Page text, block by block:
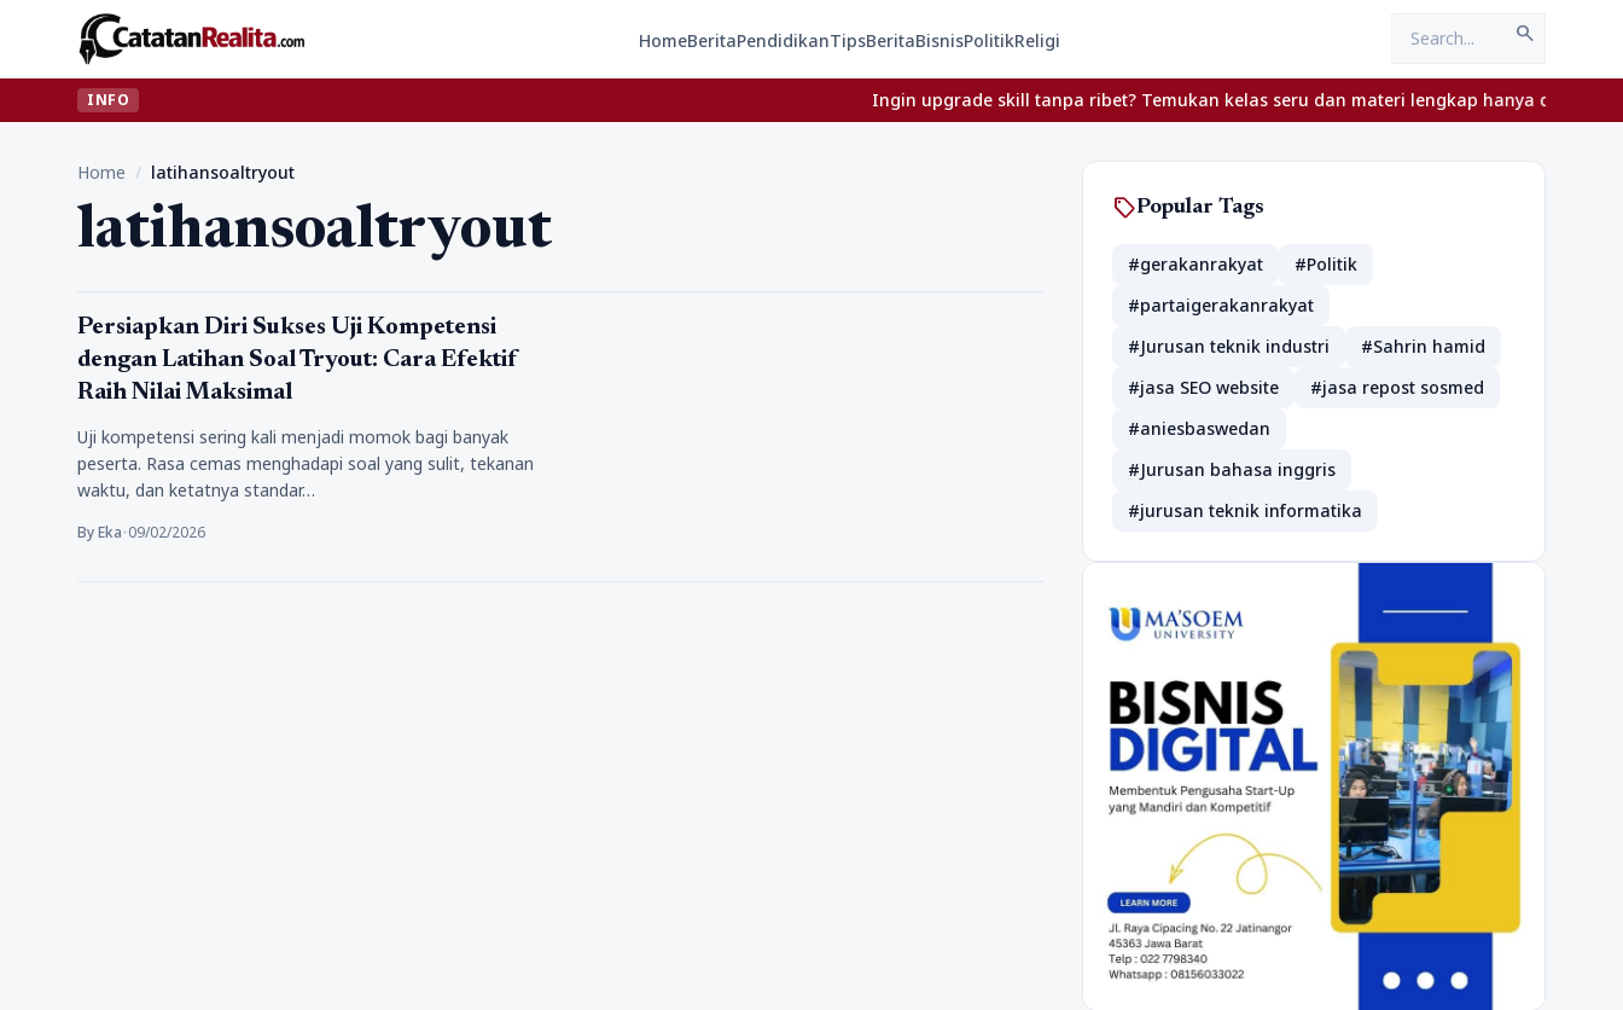
HomeBeritaPendidikanTipsBeritaBisnisPolitikReligi search
INFO Ingin upgrade skill tanpa ribet? Temukan kelas seru dan materi lengkap hanya di
Home / latihansoaltryout
latihansoaltryout
Pendidikan
Persiapkan Diri Sukses Uji Kompetensi
dengan Latihan Soal Tryout: Cara Efektif
Raih Nilai Maksimal
Uji kompetensi sering kali menjadi momok bagi banyak
peserta. Rasa cemas menghadapi soal yang sulit, tekanan
waktu, dan ketatnya standar…
By Eka•09/02/2026
sellPopular Tags
#gerakanrakyat
#Politik
#partaigerakanrakyat
#Jurusan teknik industri
#Sahrin hamid
#jasa SEO website
#jasa repost sosmed
#aniesbaswedan
#Jurusan bahasa inggris
#jurusan teknik informatika